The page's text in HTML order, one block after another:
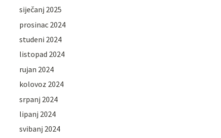
siječanj 2025
prosinac 2024
studeni 2024
listopad 2024
rujan 2024
kolovoz 2024
srpanj 2024
lipanj 2024
svibanj 2024